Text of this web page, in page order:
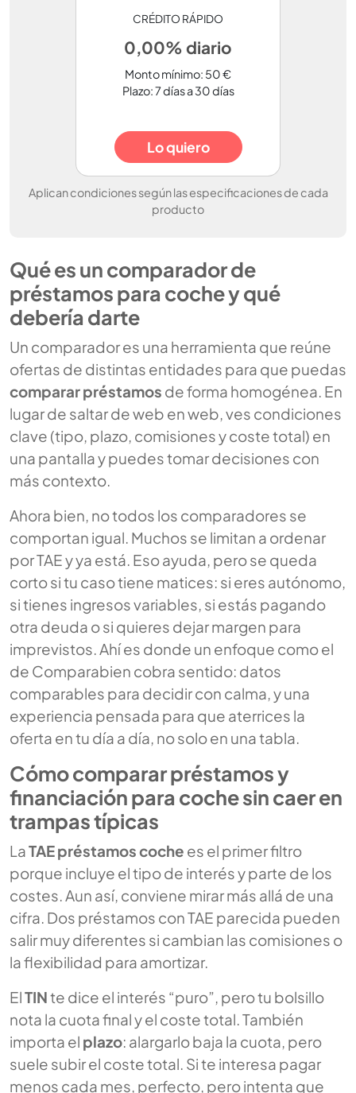
CRÉDITO RÁPIDO
0,00% diario
Monto mínimo: 50 €
Plazo: 7 días a 30 días
Lo quiero
Aplican condiciones según las especificaciones de cada
producto
Qué es un comparador de
préstamos para coche y qué
debería darte
Un comparador es una herramienta que reúne
ofertas de distintas entidades para que puedas
comparar préstamos de forma homogénea. En
lugar de saltar de web en web, ves condiciones
clave (tipo, plazo, comisiones y coste total) en
una pantalla y puedes tomar decisiones con
más contexto.
Ahora bien, no todos los comparadores se
comportan igual. Muchos se limitan a ordenar
por TAE y ya está. Eso ayuda, pero se queda
corto si tu caso tiene matices: si eres autónomo,
si tienes ingresos variables, si estás pagando
otra deuda o si quieres dejar margen para
imprevistos. Ahí es donde un enfoque como el
de Comparabien cobra sentido: datos
comparables para decidir con calma, y una
experiencia pensada para que aterrices la
oferta en tu día a día, no solo en una tabla.
Cómo comparar préstamos y
financiación para coche sin caer en
trampas típicas
LaTAE préstamos coche es el primer filtro
porque incluye el tipo de interés y parte de los
costes. Aun así, conviene mirar más allá de una
cifra. Dos préstamos con TAE parecida pueden
salir muy diferentes si cambian las comisiones o
la flexibilidad para amortizar.
ElTINte dice el interés “puro”, pero tu bolsillo
nota la cuota final y el coste total. También
importa el plazo: alargarlo baja la cuota, pero
suele subir el coste total. Si te interesa pagar
menos cada mes, perfecto, pero intenta que